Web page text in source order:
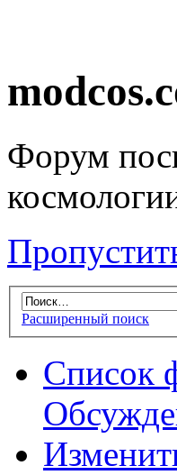
Форум
Расширенный поиск
Список